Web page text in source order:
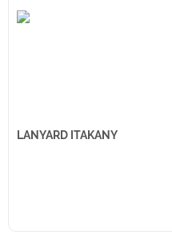
LANYARD ITAKANY